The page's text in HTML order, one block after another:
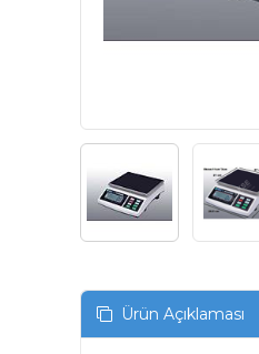
Ürün Açıklaması